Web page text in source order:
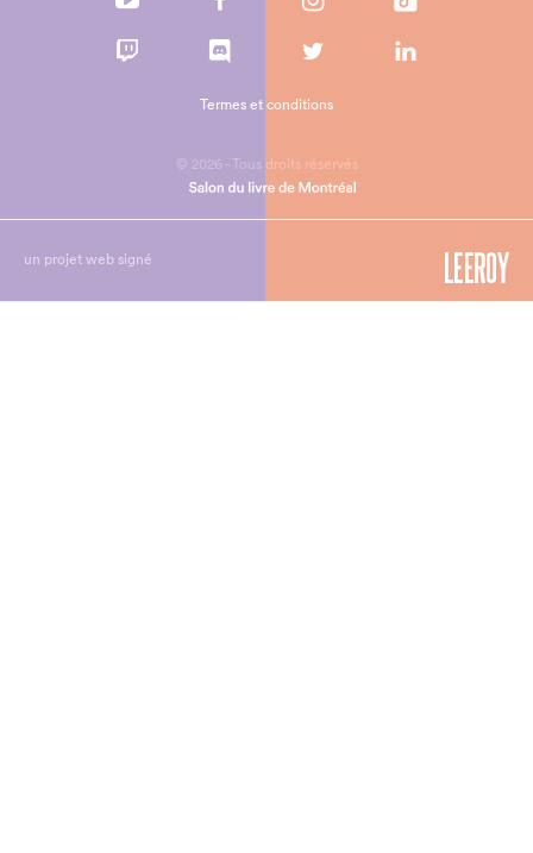
© 2026 - Tous droits réservés
Termes et conditions
un projet web signé